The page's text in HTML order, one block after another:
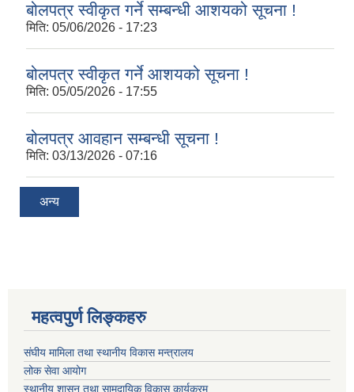
बोलपत्र स्वीकृत गर्ने सम्बन्धी आशयको सूचना !
मिति: 05/06/2026 - 17:23
बोलपत्र स्वीकृत गर्ने आशयको सूचना !
मिति: 05/05/2026 - 17:55
बोलपत्र आवहान सम्बन्धी सूचना !
मिति: 03/13/2026 - 07:16
अन्य
महत्वपुर्ण लिङ्कहरु
संघीय मामिला तथा स्थानीय विकास मन्त्रालय
लोक सेवा आयोग
स्थानीय शासन तथा सामुदायिक विकास कार्यक्रम